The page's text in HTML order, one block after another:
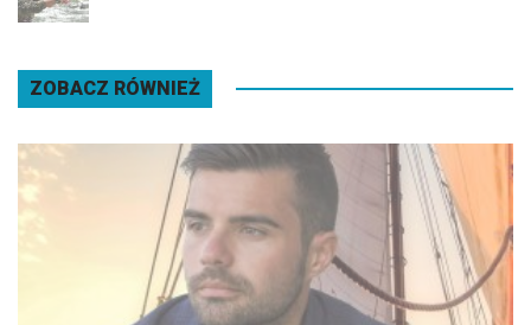
ZOBACZ RÓWNIEŻ